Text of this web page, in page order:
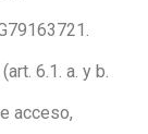
6.1. a. y b.
acceso,